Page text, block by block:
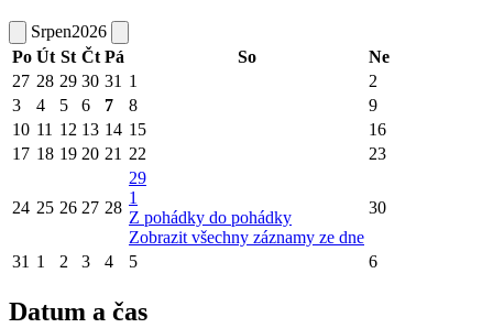
Srpen2026
Po Út St Čt Pá So
Ne
27 28 29 30 31 1
2
3
4 5 6 7 8
9
10 11 12 13 14 15
16
17 18 19 20 21 22 23
24 25 26 27 28
29
1
Z pohádky do pohádky
Zobrazit všechny záznamy ze dne
30
31 1 2 3 4 5 6
Datum a čas